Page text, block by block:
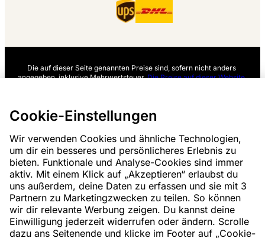
Die auf dieser Seite genannten Preise sind, sofern nicht anders
angegeben, inklusive Mehrwertsteuer.Die Preise auf dieser Website
Über Handyhelden.de | Datenschutz | Impressum |
Vertrag kündigen | Allgemeine Geschäftsbedingungen |
Cookie-Einstellungen | ©2026 Handyhelden.de
Cookie-Einstellungen
Wir verwenden Cookies und ähnliche Technologien,
um dir ein besseres und persönlicheres Erlebnis zu
bieten. Funktionale und Analyse-Cookies sind immer
aktiv. Mit einem Klick auf „Akzeptieren“ erlaubst du
uns außerdem, deine Daten zu erfassen und sie mit 3
Partnern zu Marketingzwecken zu teilen. So können
wir dir relevante Werbung zeigen. Du kannst deine
Einwilligung jederzeit widerrufen oder ändern. Scrolle
dazu ans Seitenende und klicke im Footer auf „Cookie-